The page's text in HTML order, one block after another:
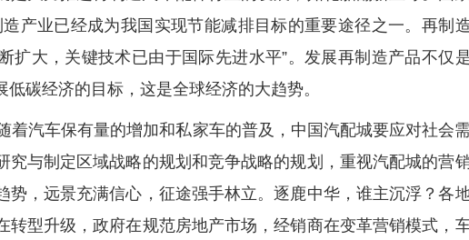
产业已经成为我国实现节能减排目标的重要途径之一。再制
扩大，关键技术已由于国际先进水平”。发展再制造产品不仅
碳经济的目标，这是全球经济的大趋势。
着汽车保有量的增加和私家车的普及，中国汽配城要应对社会
究与制定区域战略的规划和竞争战略的规划，重视汽配城的营
势，远景充满信心，征途强手林立。逐鹿中华，谁主沉浮？各
转型升级，政府在规范房地产市场，经销商在变革营销模式，